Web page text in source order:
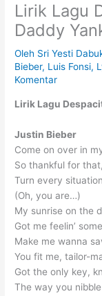
Lirik Lagu
Daddy
Oleh Sri Yesti
Bieber, Luis Fonsi,
Komentar
Lirik Lagu
Justin Bieber
Come on over in
So thankful for
Turn every
(Oh, you are…)
My sunrise on the
Got me feelin’
Make me wanna
You fit me, tailor-
Got the only key,
The way you